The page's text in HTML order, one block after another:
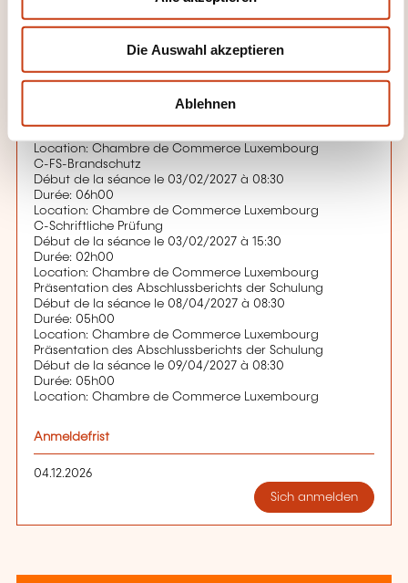
Die Auswahl akzeptieren
Ablehnen
Location: Chambre de Commerce Luxembourg
Début de la séance le 27/01/2027 à 13:30
Durée: 04h00
C-FS-Präventionsmaßnahmen
Location: Chambre de Commerce Luxembourg
C-FS-Brandschutz
Début de la séance le 03/02/2027 à 08:30
Durée: 06h00
Location: Chambre de Commerce Luxembourg
C-Schriftliche Prüfung
Début de la séance le 03/02/2027 à 15:30
Durée: 02h00
Location: Chambre de Commerce Luxembourg
Präsentation des Abschlussberichts der Schulung
Début de la séance le 08/04/2027 à 08:30
Durée: 05h00
Location: Chambre de Commerce Luxembourg
Präsentation des Abschlussberichts der Schulung
Début de la séance le 09/04/2027 à 08:30
Durée: 05h00
Location: Chambre de Commerce Luxembourg
Anmeldefrist
04.12.2026
Sich anmelden